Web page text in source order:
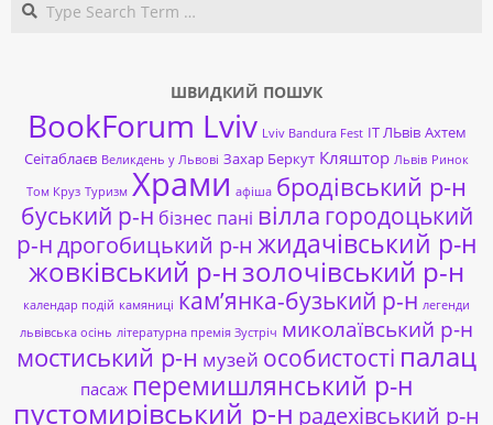
ШВИДКИЙ ПОШУК
BookForum Lviv Lviv Bandura Fest ІТ ЛЬвів Ахтем
Сеітаблаєв Великдень у Львові Захар Беркут Кляштор Львів Ринок
Том Круз Туризм Храми афіша бродівський р-н
буський р-н бізнес пані вілла городоцький
р-ндрогобицький р-н жидачівський р-н
жовківський р-нзолочівський р-н
календар подій камяниці кам’янка-бузький р-н легенди
львівська осінь літературна премія Зустріч миколаївський р-н
мостиський р-н музей особистості палац
пасаж перемишлянський р-н
пустомирівський р-н радехівський р-н